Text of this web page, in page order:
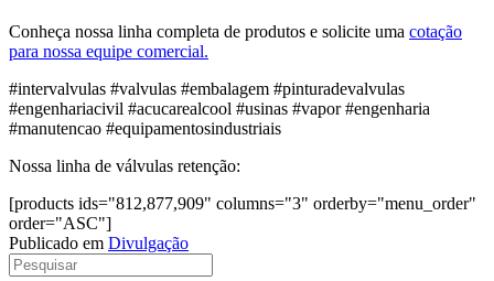
Conheça nossa linha completa de produtos e solicite uma cotação
para nossa equipe comercial.
#intervalvulas #valvulas #embalagem #pinturadevalvulas
#engenhariacivil #acucarealcool #usinas #vapor #engenharia
#manutencao #equipamentosindustriais
Nossa linha de válvulas retenção:
[products ids="812,877,909" columns="3" orderby="menu_order"
order="ASC"]
Publicado em Divulgação